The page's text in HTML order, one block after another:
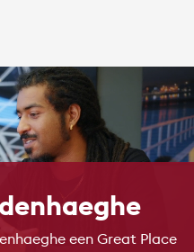
een Great Place